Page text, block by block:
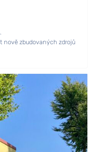
nově zbudovaných zdrojů